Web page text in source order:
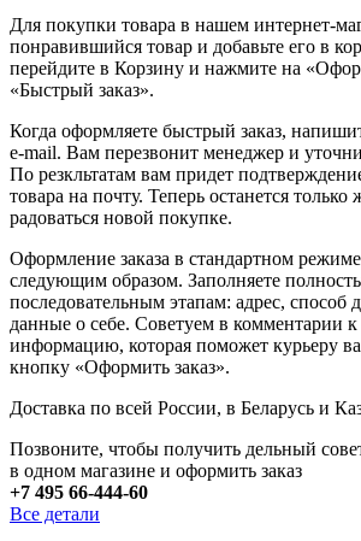
Для покупки товара в нашем интернет-
понравившийся товар и добавьте его в
перейдите в Корзину и нажмите на
«Быстрый заказ».
Когда оформляете быстрый заказ,
e-mail. Вам перезвонит менеджер и
По резкльтатам вам придет
товара на почту. Теперь останется только
радоваться новой покупке.
Оформление заказа в стандартном
следующим образом. Заполняете
последовательным этапам: адрес, способ
данные о себе. Советуем в комментарии к
информацию, которая поможет курьеру
кнопку «Оформить заказ».
Доставка по всей России, в Беларусь и
Позвоните, чтобы получить дельный
в одном магазине и оформить заказ
+7 495 66-444-60
Все детали